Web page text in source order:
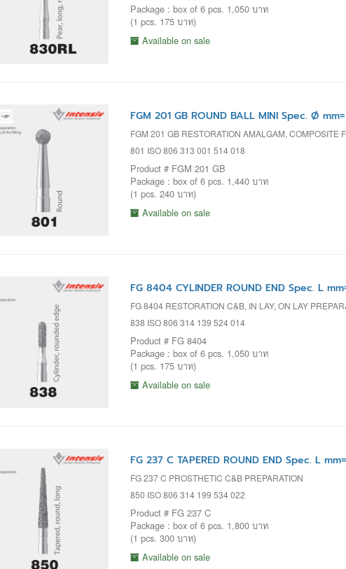
Package : box of 6 pcs. 1,050 บาท
(1 pcs. 175 บาท)
Available on sale
FGM 201 GB ROUND BALL MINI Spec. Ø
FGM 201 GB RESTORATION AMALGAM, COMPOSITE
801 ISO 806 313 001 514 018
Product # FGM 201 GB
Package : box of 6 pcs. 1,440 บาท
(1 pcs. 240 บาท)
Available on sale
FG 8404 CYLINDER ROUND END Spec. L
FG 8404 RESTORATION C&B, IN LAY, ON LAY
838 ISO 806 314 139 524 014
Product # FG 8404
Package : box of 6 pcs. 1,050 บาท
(1 pcs. 175 บาท)
Available on sale
FG 237 C TAPERED ROUND END Spec. L
FG 237 C PROSTHETIC C&B PREPARATION
850 ISO 806 314 199 534 022
Product # FG 237 C
Package : box of 6 pcs. 1,800 บาท
(1 pcs. 300 บาท)
Available on sale